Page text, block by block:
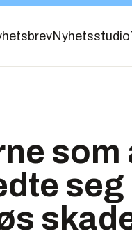
Nyhetsstudio
som
seg